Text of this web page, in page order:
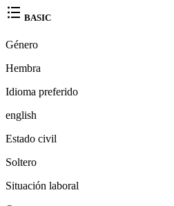
BASIC
Género
Hembra
Idioma preferido
english
Estado civil
Soltero
Situación laboral